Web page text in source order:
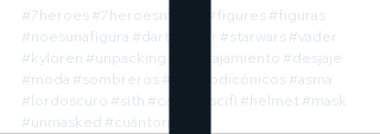
#7heroes #7heroesmerch #figures #figuras
#noesunafigura #darthvader #starwars #vader
#kyloren #unpacking #descajamiento #desjaje
#moda #sombreros #sonidodicónicos #asma
#lordoscuro #sith #casco #scifi #helmet #mask
#unmasked #cuántomola